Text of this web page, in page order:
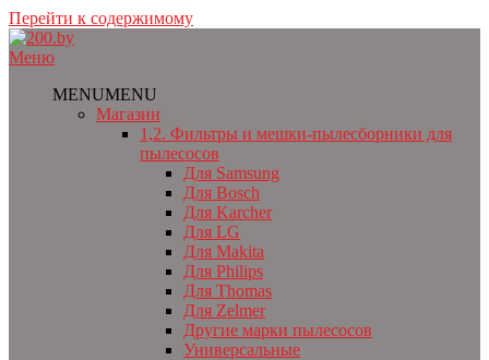
Перейти к содержимому
Меню
MENUMENU
Магазин
1,2. Фильтры и мешки-пылесборники для
пылесосов
Для Samsung
Для Bosch
Для Karcher
Для LG
Для Makita
Для Philips
Для Thomas
Для Zelmer
Другие марки пылесосов
Универсальные